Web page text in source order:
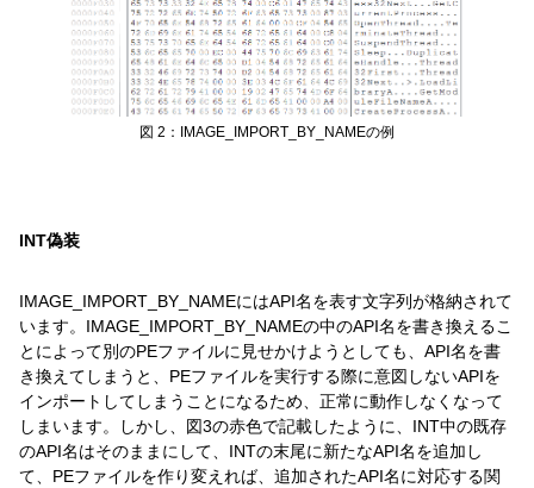
図 2：IMAGE_IMPORT_BY_NAMEの例
INT偽装
IMAGE_IMPORT_BY_NAMEにはAPI名を表す文字列が格納されて
います。IMAGE_IMPORT_BY_NAMEの中のAPI名を書き換えるこ
とによって別のPEファイルに見せかけようとしても、API名を書
き換えてしまうと、PEファイルを実行する際に意図しないAPIを
インポートしてしまうことになるため、正常に動作しなくなって
しまいます。しかし、図3の赤色で記載したように、INT中の既存
のAPI名はそのままにして、INTの末尾に新たなAPI名を追加し
て、PEファイルを作り変えれば、追加されたAPI名に対応する関